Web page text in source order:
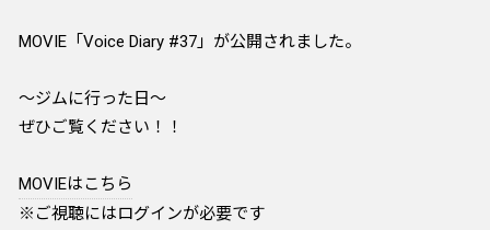
MOVIE「Voice Diary #37」が公開されました。
～ジムに行った日～
ぜひご覧ください！！
MOVIEはこちら
※ご視聴にはログインが必要です